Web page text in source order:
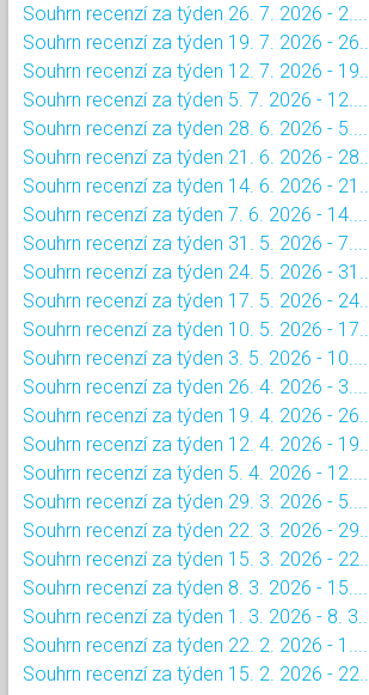
Souhrn recenzí za týden 26. 7. 2026 - 2....
Souhrn recenzí za týden 19. 7. 2026 - 26....
Souhrn recenzí za týden 12. 7. 2026 - 19....
Souhrn recenzí za týden 5. 7. 2026 - 12....
Souhrn recenzí za týden 28. 6. 2026 - 5....
Souhrn recenzí za týden 21. 6. 2026 - 28....
Souhrn recenzí za týden 14. 6. 2026 - 21....
Souhrn recenzí za týden 7. 6. 2026 - 14....
Souhrn recenzí za týden 31. 5. 2026 - 7....
Souhrn recenzí za týden 24. 5. 2026 - 31....
Souhrn recenzí za týden 17. 5. 2026 - 24....
Souhrn recenzí za týden 10. 5. 2026 - 17....
Souhrn recenzí za týden 3. 5. 2026 - 10....
Souhrn recenzí za týden 26. 4. 2026 - 3....
Souhrn recenzí za týden 19. 4. 2026 - 26....
Souhrn recenzí za týden 12. 4. 2026 - 19....
Souhrn recenzí za týden 5. 4. 2026 - 12....
Souhrn recenzí za týden 29. 3. 2026 - 5....
Souhrn recenzí za týden 22. 3. 2026 - 29....
Souhrn recenzí za týden 15. 3. 2026 - 22....
Souhrn recenzí za týden 8. 3. 2026 - 15....
Souhrn recenzí za týden 1. 3. 2026 - 8. 3....
Souhrn recenzí za týden 22. 2. 2026 - 1....
Souhrn recenzí za týden 15. 2. 2026 - 22....